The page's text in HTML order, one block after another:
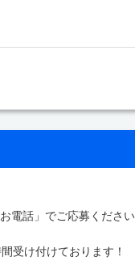
電話」でご応募ください
受け付けております！